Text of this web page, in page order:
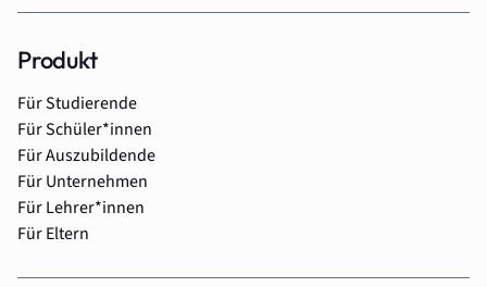
Produkt
Für Studierende
Für Schüler*innen
Für Auszubildende
Für Unternehmen
Für Lehrer*innen
Für Eltern